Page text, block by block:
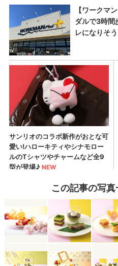
この記事の写真